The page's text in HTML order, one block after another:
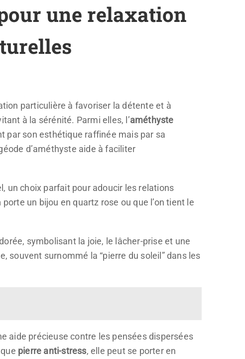
une relaxation
particulière à favoriser la détente et à
à la sérénité. Parmi elles, l’améthyste
par son esthétique raffinée mais par sa
d’améthyste aide à faciliter
un choix parfait pour adoucir les relations
un bijou en quartz rose ou que l’on tient le
symbolisant la joie, le lâcher-prise et une
souvent surnommé la “pierre du soleil” dans les
aide précieuse contre les pensées dispersées
pierre anti-stress, elle peut se porter en